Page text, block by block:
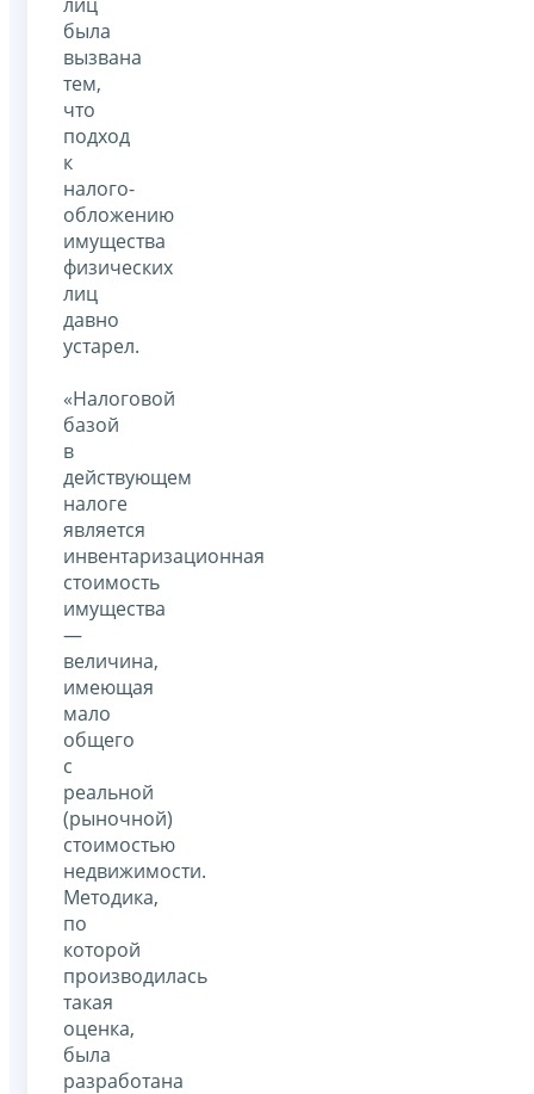
была
вызвана
тем,
что
подход
к
налого­
обложению
имущества
физических
лиц
давно
устарел.
«Налоговой
базой
в
действующем
налоге
является
инвентаризационная
стоимость
имущества
—
величина,
имеющая
мало
общего
с
реальной
(рыночной)
стоимостью
недвижимости.
Методика,
по
которой
производилась
такая
оценка,
была
разработана